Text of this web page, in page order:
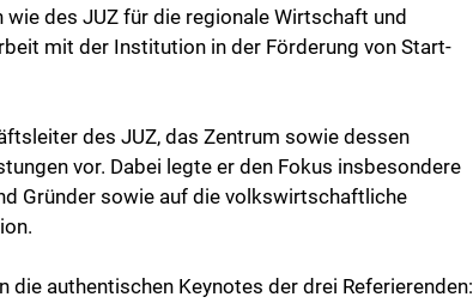
des JUZ für die regionale Wirtschaft und
mit der Institution in der Förderung von Start-
des JUZ, das Zentrum sowie dessen
vor. Dabei legte er den Fokus insbesondere
Gründer sowie auf die volkswirtschaftliche
authentischen Keynotes der drei Referierenden: